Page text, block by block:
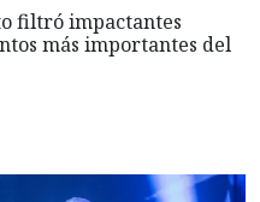
filtró impactantes
más importantes del